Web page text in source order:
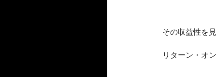
その収益性を
リターン・オ